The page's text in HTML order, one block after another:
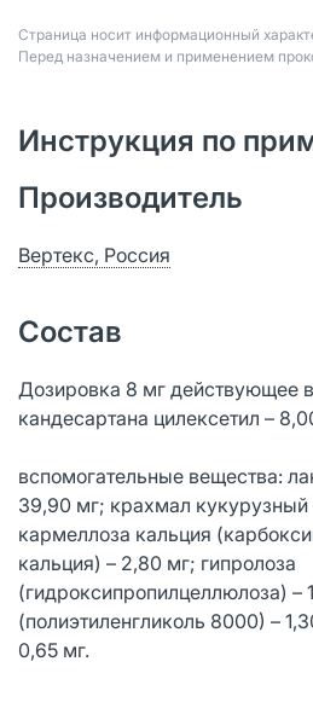
Страница носит информационный
Перед назначением и применением
Инструкция по
Производитель
Вертекс, Россия
Состав
Дозировка 8 мг действующее
кандесартана цилексетил –
вспомогательные вещества:
39,90 мг; крахмал кукурузный
кармеллоза кальция
кальция) – 2,80 мг; гипролоза
(гидроксипропилцеллюлоза) –
(полиэтиленгликоль 8000) –
0,65 мг.